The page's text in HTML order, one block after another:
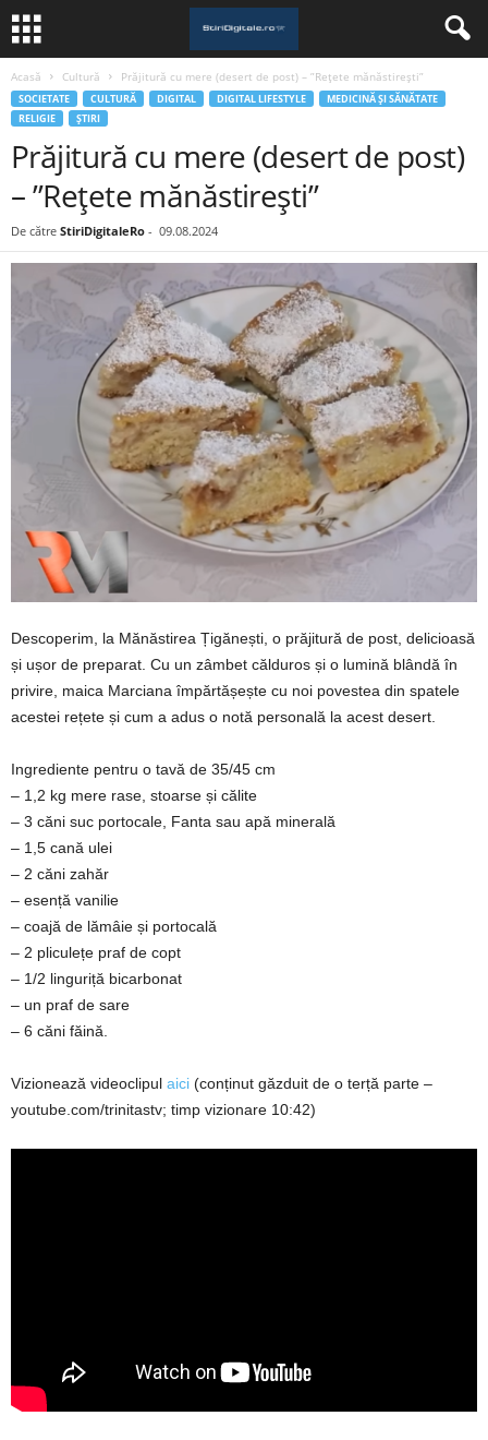
Acasă Cultură Prăjitură cu mere (desert de post) – ”Rețete mănăstirești”
SOCIETATE CULTURĂ DIGITAL DIGITAL LIFESTYLE
MEDICINĂ ȘI SĂNĂTATE
RELIGIE
ȘTIRI
Prăjitură cu mere (desert de post)
– ”Rețete mănăstirești”
De către StiriDigitaleRo - 09.08.2024
Descoperim, la Mănăstirea Țigănești, o prăjitură de post, delicioasă
și ușor de preparat. Cu un zâmbet călduros și o lumină blândă în
privire, maica Marciana împărtășește cu noi povestea din spatele
acestei rețete și cum a adus o notă personală la acest desert.
Ingrediente pentru o tavă de 35/45 cm
– 1,2 kg mere rase, stoarse și călite
– 3 căni suc portocale, Fanta sau apă minerală
– 1,5 cană ulei
– 2 căni zahăr
– esență vanilie
– coajă de lămâie și portocală
– 2 pliculețe praf de copt
– 1/2 linguriță bicarbonat
– un praf de sare
– 6 căni făină.
Vizionează videoclipul aici (conținut găzduit de o terță parte –
youtube.com/trinitastv; timp vizionare 10:42)